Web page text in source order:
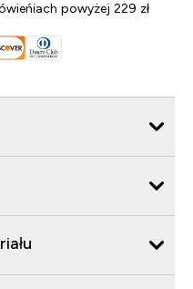
powyżej 229 zł